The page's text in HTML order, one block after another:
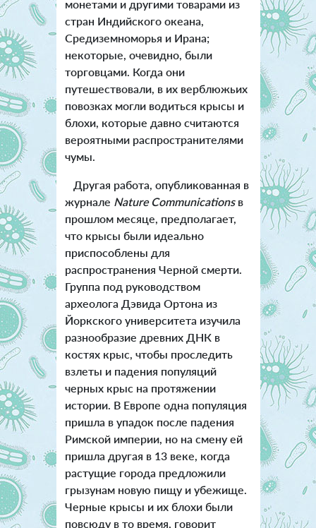
монетами и другими товарами из
стран Индийского океана,
Средиземноморья и Ирана;
некоторые, очевидно, были
торговцами. Когда они
путешествовали, в их верблюжьих
повозках могли водиться крысы и
блохи, которые давно считаются
вероятными распространителями
чумы.
Другая работа, опубликованная в
журнале Nature Communicationsв
прошлом месяце, предполагает,
что крысы были идеально
приспособлены для
распространения Черной смерти.
Группа под руководством
археолога Дэвида Ортона из
Йоркского университета изучила
разнообразие древних ДНК в
костях крыс, чтобы проследить
взлеты и падения популяций
черных крыс на протяжении
истории. В Европе одна популяция
пришла в упадок после падения
Римской империи, но на смену ей
пришла другая в 13 веке, когда
растущие города предложили
грызунам новую пищу и убежище.
Черные крысы и их блохи были
повсюду в то время, говорит